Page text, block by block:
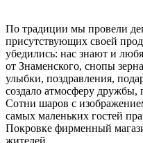
По традиции мы провели
присутствующих своей
убедились: нас знают и
от Знаменского, снопы
улыбки, поздравления,
создало атмосферу дружбы,
Сотни шаров с
самых маленьких гостей
Покровке фирменный
жителей.